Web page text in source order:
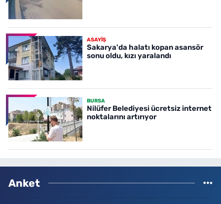
ASAYİŞ
Sakarya'da halatı kopan asansör
sonu oldu, kızı yaralandı
BURSA
Nilüfer Belediyesi ücretsiz internet
noktalarını artırıyor
Anket